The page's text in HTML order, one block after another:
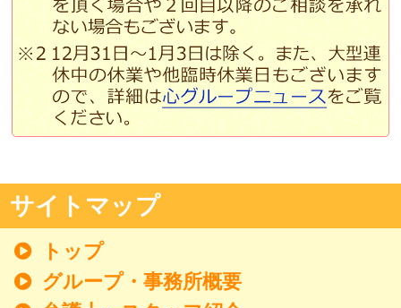
サイトマップ
トップ
グループ・事務所概要